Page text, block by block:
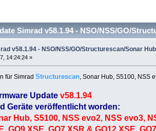
Simrad v58.1.94 - NSO/NSS/GO/
v58.1.94 - NSO/NSS/GO/Structurescan/Sonar Hub
14:24:24 »
für SimradStructurescan, Sonar Hub, S5100, NSS
Update v58.1.94
Geräte veröffentlicht worden:
Hub, S5100, NSS evo2, NSS evo3,